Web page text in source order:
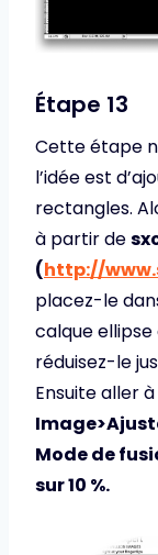
Étape 13
Cette étape
l’idée est
rectangles.
à partir de
(http://
placez-le
calque ellipse
réduisez-le
Ensuite aller à
Mode de
sur 10 %.